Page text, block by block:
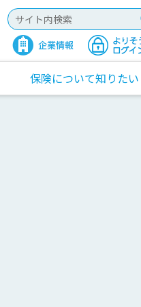
保険について知りたい